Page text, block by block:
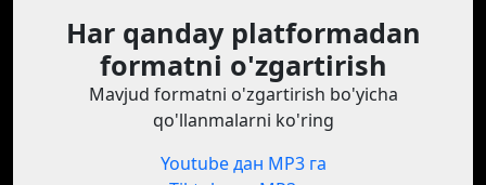
Har qanday platformadan
formatni o'zgartirish
Mavjud formatni o'zgartirish bo'yicha
qo'llanmalarni ko'ring
Youtube дан MP3 га